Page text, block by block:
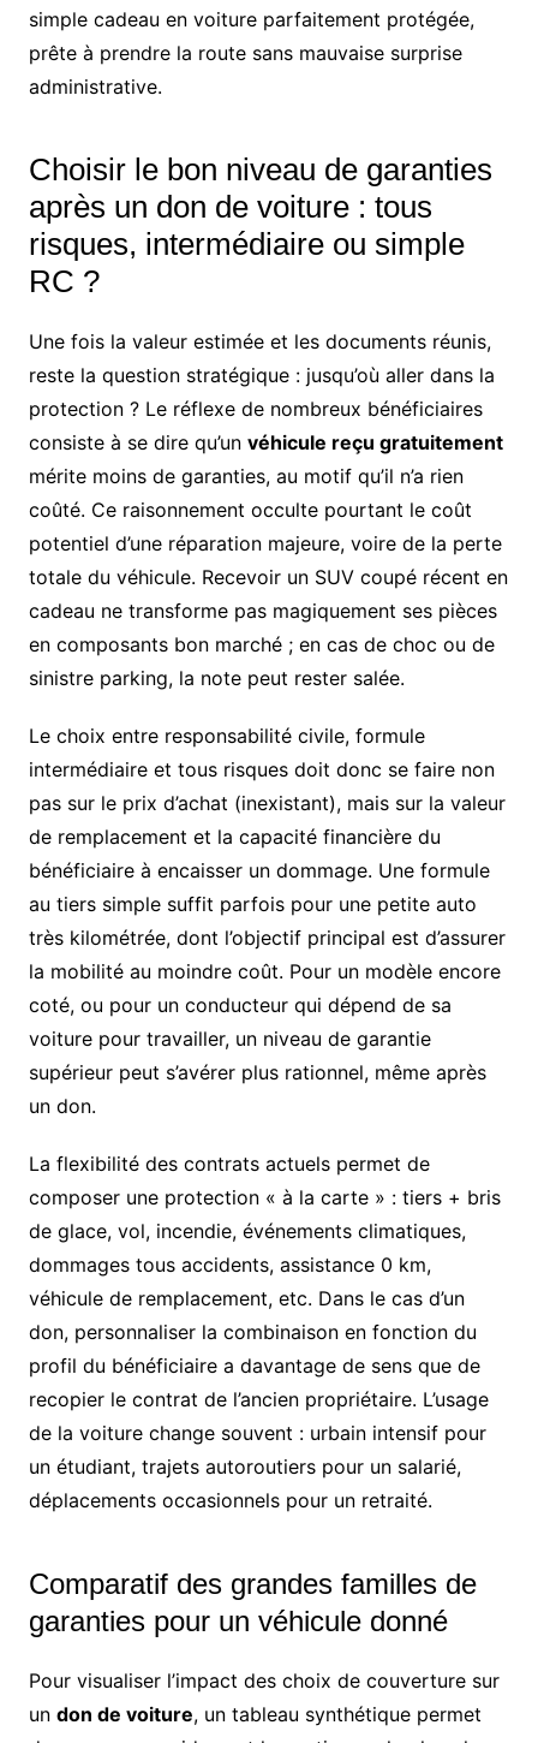
simple cadeau en voiture parfaitement protégée,
prête à prendre la route sans mauvaise surprise
administrative.
Choisir le bon niveau de garanties
après un don de voiture : tous
risques, intermédiaire ou simple
RC ?
Une fois la valeur estimée et les documents réunis,
reste la question stratégique : jusqu’où aller dans la
protection ? Le réflexe de nombreux bénéficiaires
consiste à se dire qu’un véhicule reçu gratuitement
mérite moins de garanties, au motif qu’il n’a rien
coûté. Ce raisonnement occulte pourtant le coût
potentiel d’une réparation majeure, voire de la perte
totale du véhicule. Recevoir un SUV coupé récent en
cadeau ne transforme pas magiquement ses pièces
en composants bon marché ; en cas de choc ou de
sinistre parking, la note peut rester salée.
Le choix entre responsabilité civile, formule
intermédiaire et tous risques doit donc se faire non
pas sur le prix d’achat (inexistant), mais sur la valeur
de remplacement et la capacité financière du
bénéficiaire à encaisser un dommage. Une formule
au tiers simple suffit parfois pour une petite auto
très kilométrée, dont l’objectif principal est d’assurer
la mobilité au moindre coût. Pour un modèle encore
coté, ou pour un conducteur qui dépend de sa
voiture pour travailler, un niveau de garantie
supérieur peut s’avérer plus rationnel, même après
un don.
La flexibilité des contrats actuels permet de
composer une protection « à la carte » : tiers + bris
de glace, vol, incendie, événements climatiques,
dommages tous accidents, assistance 0 km,
véhicule de remplacement, etc. Dans le cas d’un
don, personnaliser la combinaison en fonction du
profil du bénéficiaire a davantage de sens que de
recopier le contrat de l’ancien propriétaire. L’usage
de la voiture change souvent : urbain intensif pour
un étudiant, trajets autoroutiers pour un salarié,
déplacements occasionnels pour un retraité.
Comparatif des grandes familles de
garanties pour un véhicule donné
Pour visualiser l’impact des choix de couverture sur
un don de voiture, un tableau synthétique permet